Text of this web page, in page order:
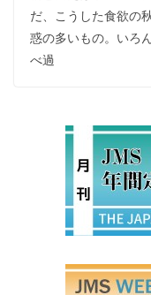
だ、こうした食欲の
惑の多いもの。いろ
べ過